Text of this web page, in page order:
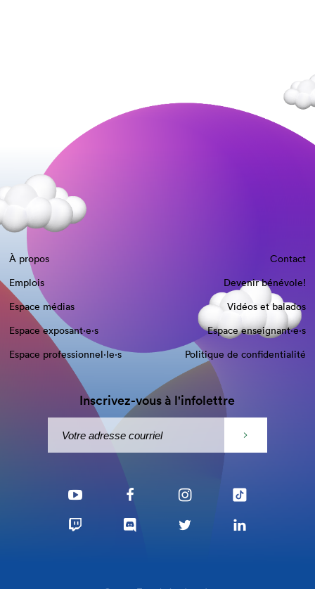
À propos
Contact
Emplois
Devenir bénévole!
Espace médias
Vidéos et balados
Espace exposant·e⋅s
Espace enseignant·e⋅s
Espace professionnel·le⋅s
Politique de confidentialité
Inscrivez-vous à l'infolettre